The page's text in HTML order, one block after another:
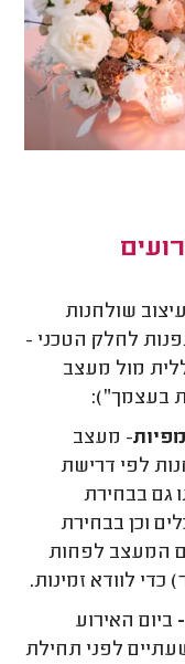
שולחנות
לחלק הטכני -
מול מעצב
בעצמך״):
- מעצב
לפי דרישת
גם בבחירת
וכן בבחירת
המעצב לפחות
כדי לוודא זמינות.
ביום האירוע
לפני תחילת